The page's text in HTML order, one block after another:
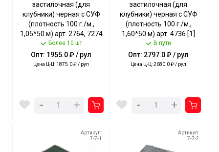
застилочная (для
клубники) черная с СУФ
(плотность 100 г./м.,
1,05*50 м) арт. 2764, 7274
[1] ЧЗМ
Более 10 шт
Опт: 1955.0 ₽ / рул
Цена Ц-Ц: 1875.0 ₽ / рул
- +
застилочная (для
клубники) черная с СУФ
(плотность 100 г./м.,
1,60*50 м) арт. 4736 [1]
ЧЗМ
В пути
Опт: 2797.0 ₽ / рул
Цена Ц-Ц: 2680.0 ₽ / рул
- +
Артикул:
7-7-1
Артикул:
7-7-2